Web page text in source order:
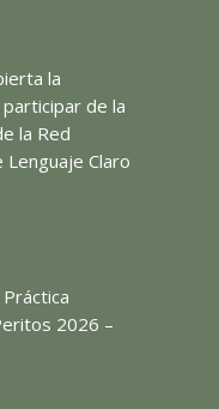
la
de la
la Red
Lenguaje Claro
2026 –